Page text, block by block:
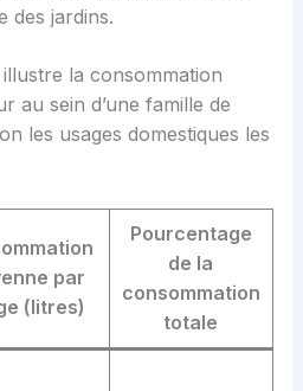
des jardins.
la consommation
au sein d’une famille de
les usages domestiques les
par
(litres)
Pourcentage
de la
consommation
totale